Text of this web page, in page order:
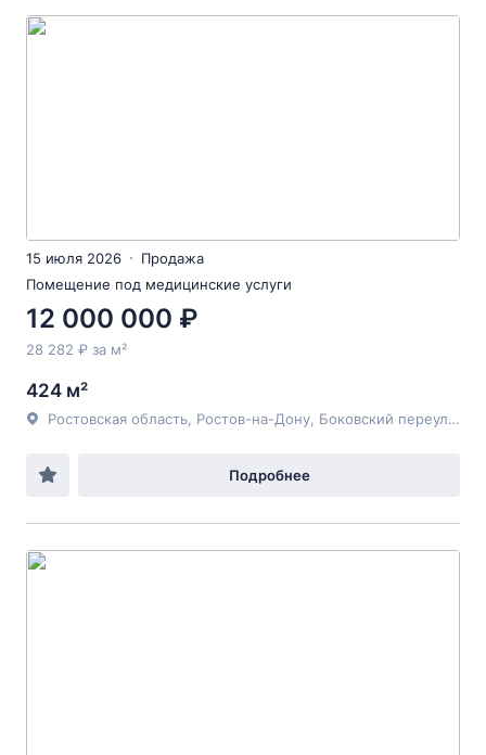
15 июля 2026
Продажа
Помещение под медицинские услуги
12 000 000 ₽
28 282 ₽ за м²
424 м²
Ростовская область, Ростов-на-Дону, Боковский переулок
Подробнее